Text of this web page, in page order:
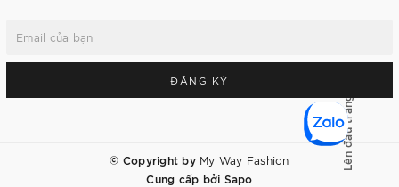
ĐĂNG KÝ
© Copyright by My Way Fashion
Cung cấp bởi Sapo
Lên đầu trang